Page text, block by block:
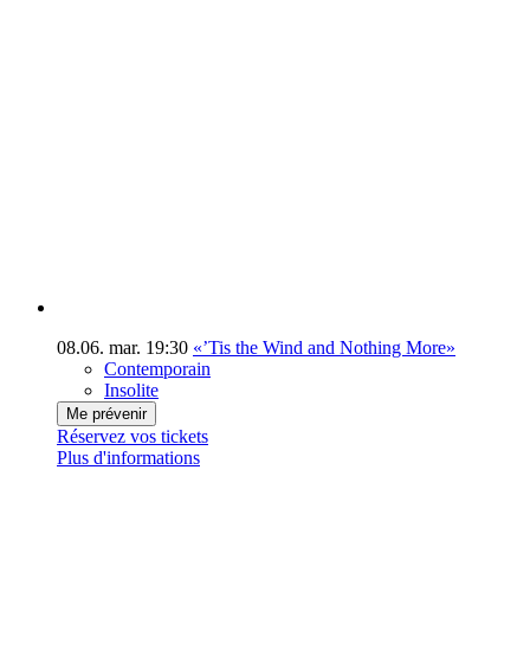
08.06. mar. 19:30 «’Tis the Wind and Nothing More»
Contemporain
Insolite
Me prévenir
Réservez vos tickets
Plus d'informations